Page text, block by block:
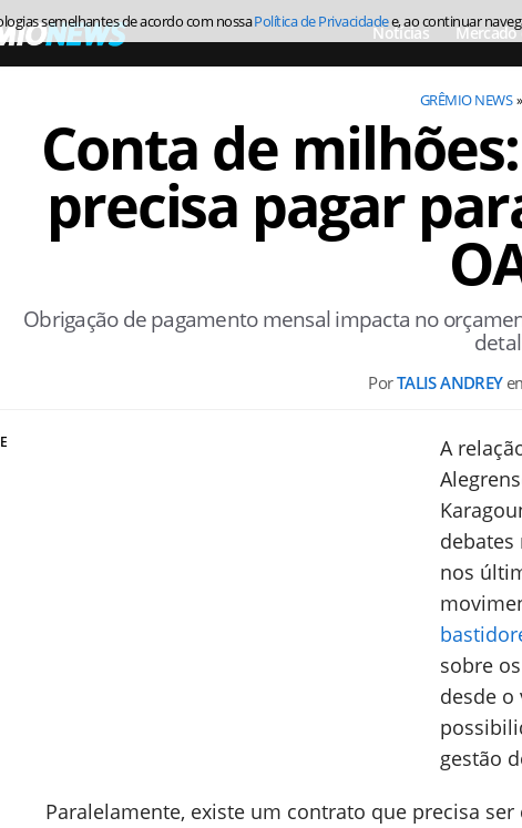
Notícias Mercado
GRÊMIO NEWS
Conta de
precisa pagar
Obrigação de pagamento mensal impacta no
PorTALIS ANDREY
A
debates
nos
sobre
desde o
gestão
Paralelamente, existe um contrato que precisa
semelhantes de acordo com nossaPolítica de Privacidadee, ao continuar